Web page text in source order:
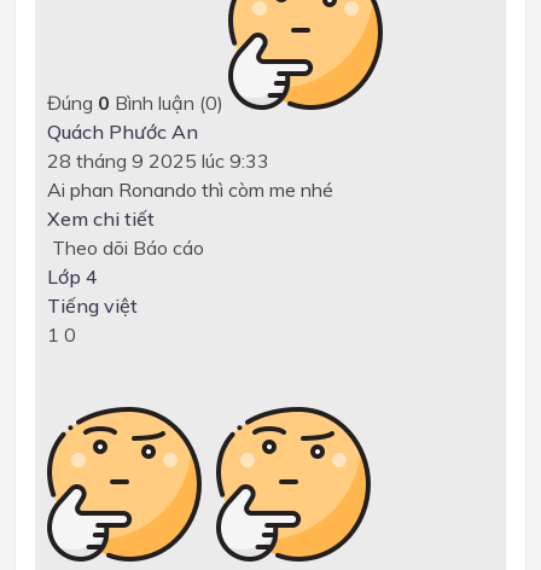
Đúng 0 Bình luận (0)
Quách Phước An
28 tháng 9 2025 lúc 9:33
Ai phan Ronando thì còm me nhé
Xem chi tiết
Theo dõi Báo cáo
Lớp 4
Tiếng việt
1 0